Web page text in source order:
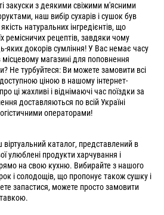
закуски з деякими свіжими м'ясними
наш вибір сухарів і сушок був
натуральних інгредієнтів, що
ремісничих рецептів, завдяки чому
яких докорів сумління! У Вас немає часу
місцевому магазині для поповнення
Не турбуйтеся: Ви можете замовити всі
ціною в нашому інтернет-
ці жахливі і віднімаючі час поїздки за
доставляються по всій Україні
операторами!
каталог, представлений в
улюблені продукти харчування і
на свою кухню. Вибирайте з нашого
і солодощів, що пропонує також сушку і
запастися, можете просто замовити